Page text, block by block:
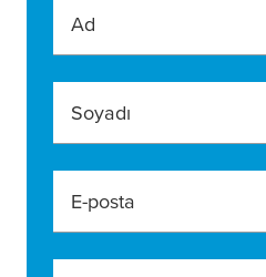
Ad
Soyadı
E-posta